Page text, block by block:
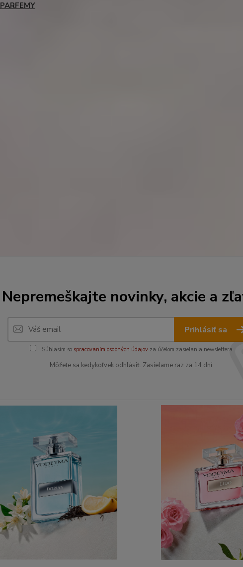
PARFEMY
Nepremeškajte novinky, akcie a
Prihlásiť sa
Súhlasím so spracovaním osobných údajovza účelom zasielania newslettera.
Môžete sa kedykoľvek odhlásiť. Zasielame raz za 14 dní.